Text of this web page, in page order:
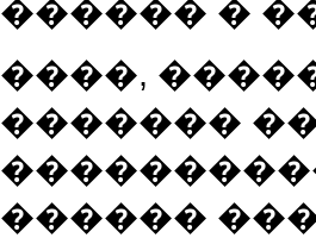
������ �
����,
�������
������